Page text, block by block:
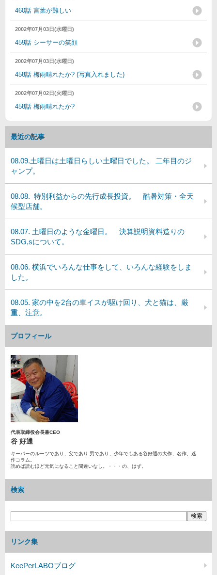
460話 言葉が難しい
2002年07月03日(水曜日)
459話 シーサーの笑顔
2002年07月03日(水曜日)
458話 梅雨晴れたか? (写真入れました)
2002年07月02日(火曜日)
458話 梅雨晴れたか?
最近の記事
08.09.土曜日は土曜日らしい土曜日でした。 二年目のジ
ャンプ。
08.08. 特別利益からの先行成長投資。 酷暑対策・全天
候型店舗。
08.07. 土曜日のような金曜日。 決算説明資料造りの
SDG,sについて。
08.06. 横浜でいろんな仕事をして、いろんな経験をしま
した。
08.05. 家の中を2台の車イスが駆け回り、犬と猫は、厳
重、注意。
プロフィール
代表取締役会長兼CEO
谷 好通
キーパーのルーツであり、父であり 男であり、少年でもある谷好通の大作、名作、迷
作コラム。
読めば読むほど元気になること間違いなし。・・・の、はず。
検索
リンク集
KeePerLABOブログ